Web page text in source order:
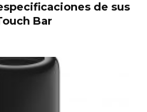
de sus
Bar